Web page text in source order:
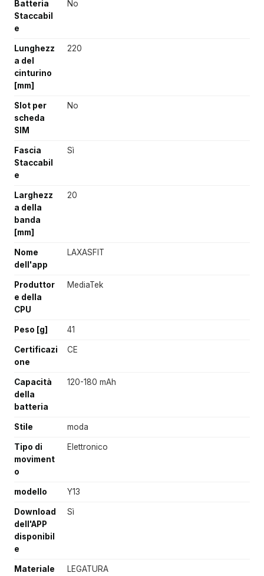
Batteria
Staccabil
e
No
Lunghezz
a del
cinturino
[mm]
220
Slot per
scheda
SIM
No
Fascia
Staccabil
e
Sì
Larghezz
a della
banda
[mm]
20
Nome
dell'app
LAXASFIT
Produttor
e della
CPU
MediaTek
Peso [g] 41
Certificazi
one
CE
Capacità
della
batteria
120-180 mAh
Stile moda
Tipo di
moviment
o
Elettronico
modello Y13
Download
dell'APP
disponibil
e
Sì
Materiale
LEGATURA